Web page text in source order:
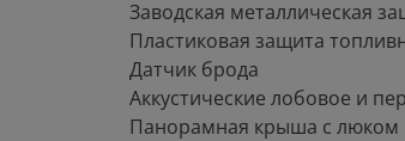
Заводская металлическая
Пластиковая защита
Датчик брода
Аккустические лобовое и
Панорамная крыша с люком